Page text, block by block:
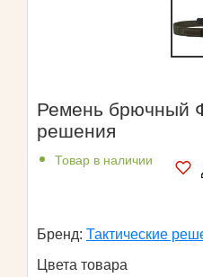
Ремень брючный
решения
Товар в наличии
Бренд: Тактические
Цвета товара